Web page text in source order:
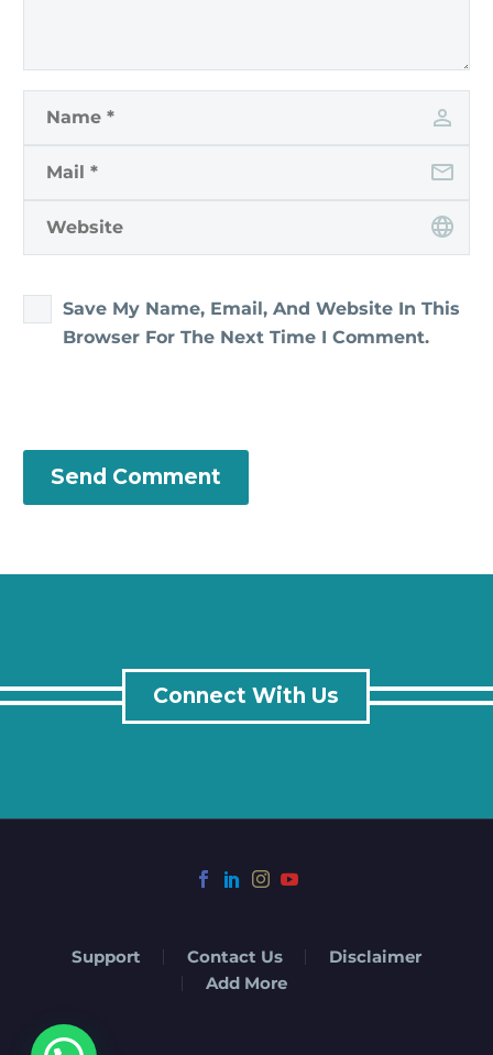
Save My Name, Email, And Website In This
Browser For The Next Time I Comment.
Send Comment
Connect With Us
Support Contact Us
Disclaimer
Add More